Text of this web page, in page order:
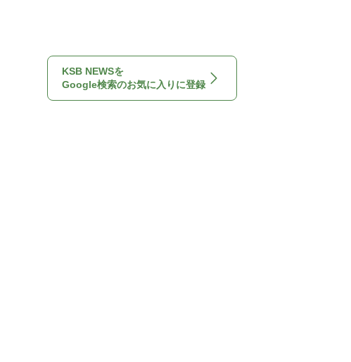
KSB NEWSを
Google検索のお気に入りに登録